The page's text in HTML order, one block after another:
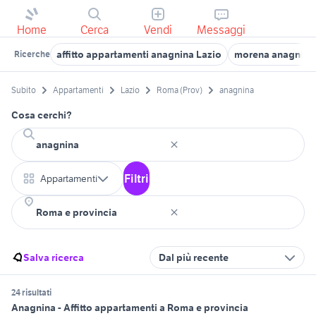
Home Cerca Vendi Messaggi
Ricerche affitto appartamenti anagnina Lazio morena anagnina
Subito Appartamenti Lazio Roma (Prov) anagnina
Cosa cerchi?
Appartamenti Filtri
Salva ricerca Dal più recente
24 risultati
Anagnina - Affitto appartamenti a Roma e provincia